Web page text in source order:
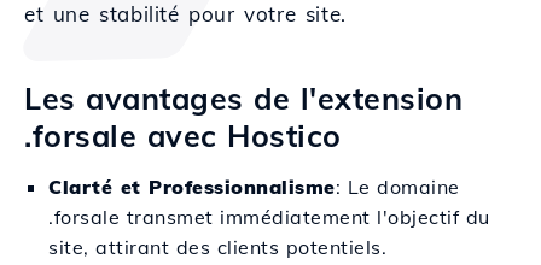
et une stabilité pour votre site.
Les avantages de l'extension
.forsale avec Hostico
Clarté et Professionnalisme: Le domaine
.forsale transmet immédiatement l'objectif du
site, attirant des clients potentiels.